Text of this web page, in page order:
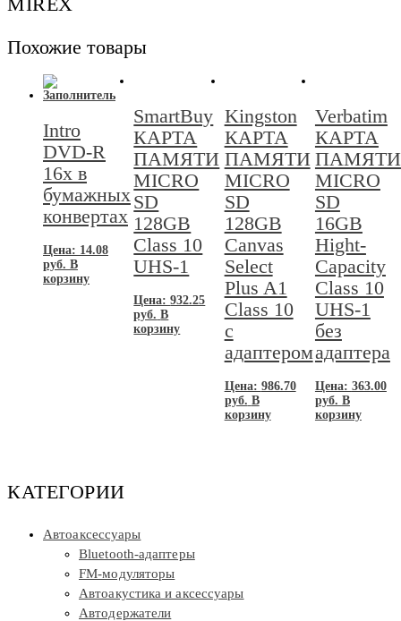
Похожие товары
Intro
DVD-R
16х в
бумажных
конвертах
Цена: 14.08
руб. В
корзину
SmartBuy
КАРТА
ПАМЯТИ
MICRO
SD
128GB
Class 10
UHS-1
Цена:932.25
руб. В
корзину
Kingston
КАРТА
ПАМЯТИ
MICRO
SD
128GB
Canvas
Select
Plus A1
Class 10
с
адаптером
Цена: 986.70
руб. В
корзину
Verbatim
КАРТА
ПАМЯТИ
MICRO
SD
16GB
Hight-
Capacity
Class 10
UHS-1
без
адаптера
Цена: 363.00
руб. В
корзину
КАТЕГОРИИ
Автоаксессуары
Bluetooth-адаптеры
FM-модуляторы
Автоакустика и аксессуары
Автодержатели